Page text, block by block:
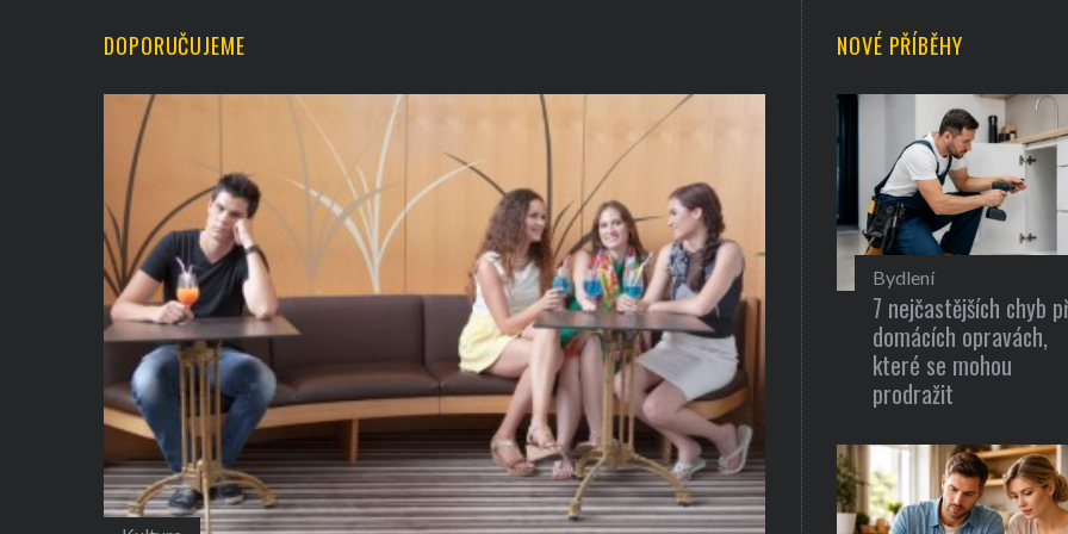
DOPORUČUJEME NOVÉ PŘÍBĚHY
Bydlení
7 nejčastějších chyb
domácích opravách,
které se mohou
prodražit